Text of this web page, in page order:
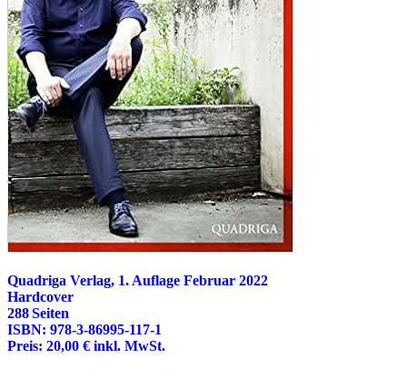
Quadriga Verlag, 1. Auflage Februar 2022
Hardcover
288 Seiten
ISBN: 978-3-86995-117-1
Preis: 20,00 € inkl. MwSt.